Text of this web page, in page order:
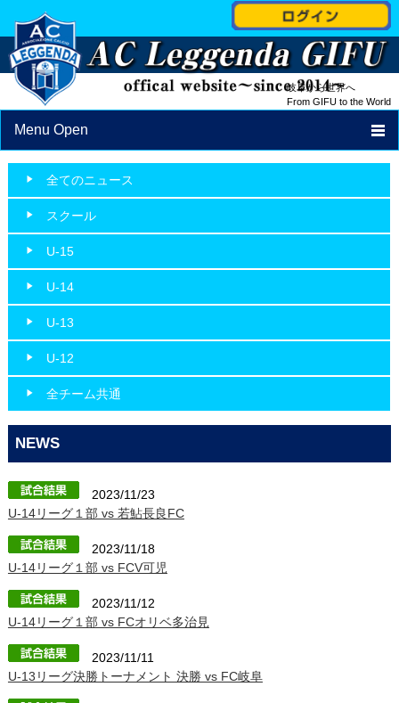
岐阜から世界へ
From GIFU to the World
Menu Open
CONTACT
全てのニュース
スクール
U-15
U-14
U-13
U-12
全チーム共通
NEWS
2023/11/23
U-14リーグ１部 vs 若鮎長良FC
2023/11/18
U-14リーグ１部 vs FCV可児
2023/11/12
U-14リーグ１部 vs FCオリベ多治見
2023/11/11
U-13リーグ決勝トーナメント 決勝 vs FC岐阜